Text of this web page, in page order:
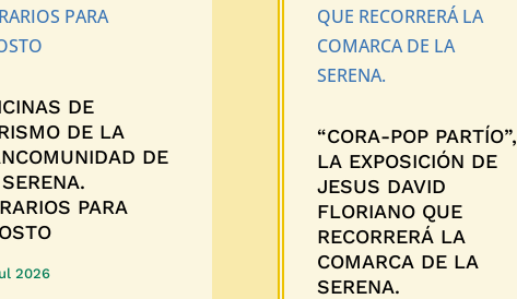
DE
DE LA
DE
PARA
2026
“CORA-POP PARTÍO”,
LA EXPOSICIÓN DE
JESUS DAVID
FLORIANO QUE
RECORRERÁ LA
COMARCA DE LA
SERENA.